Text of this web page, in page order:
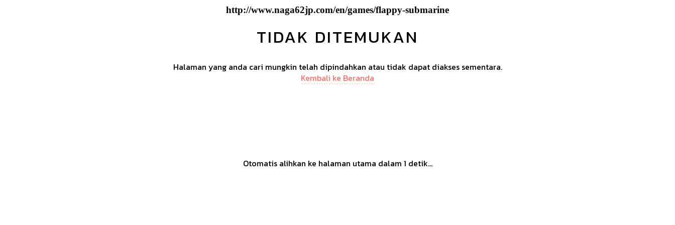
http://www.naga62jp.com/en/games/flappy-submarine
TIDAK DITEMUKAN
Halaman yang anda cari mungkin telah dipindahkan atau tidak dapat diakses sementara.
Kembali ke Beranda
Otomatis alihkan ke halaman utama dalam 1 detik...